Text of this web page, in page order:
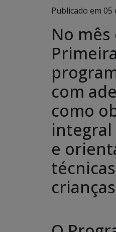
Publicado em 05
No mês
com
como
integral
e